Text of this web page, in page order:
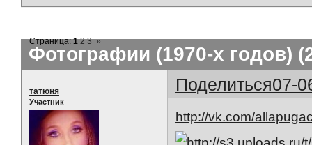
Фотографии (1970-х годов)
Страница:1 2 3 »
Поделиться07-
татюня
Участник
http://vk.com/